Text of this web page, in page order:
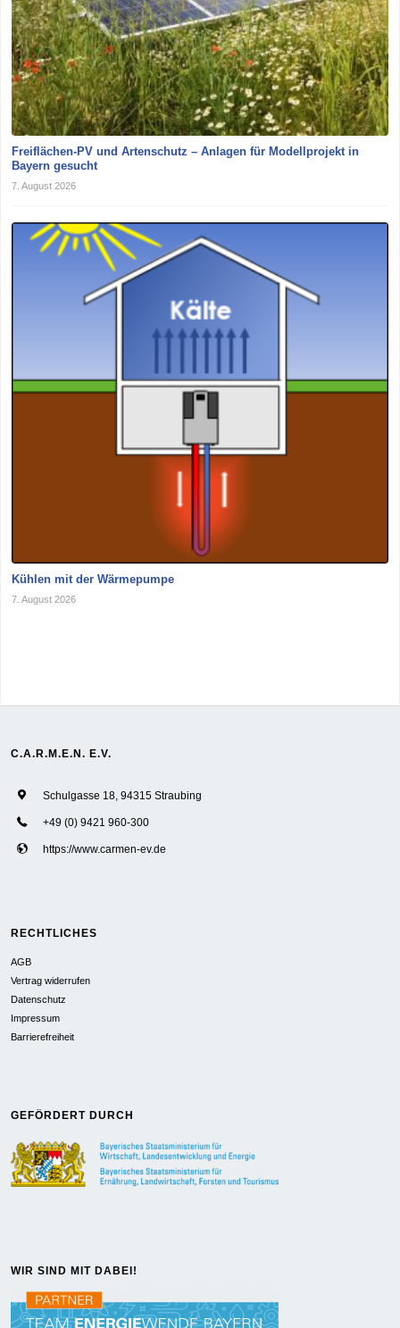
Freiflächen-PV und Artenschutz – Anlagen für Modellprojekt in
Bayern gesucht
7. August 2026
Kühlen mit der Wärmepumpe
7. August 2026
C.A.R.M.E.N. E.V.
Schulgasse 18, 94315 Straubing
+49 (0) 9421 960-300
https://www.carmen-ev.de
RECHTLICHES
AGB
Vertrag widerrufen
Datenschutz
Impressum
Barrierefreiheit
GEFÖRDERT DURCH
WIR SIND MIT DABEI!